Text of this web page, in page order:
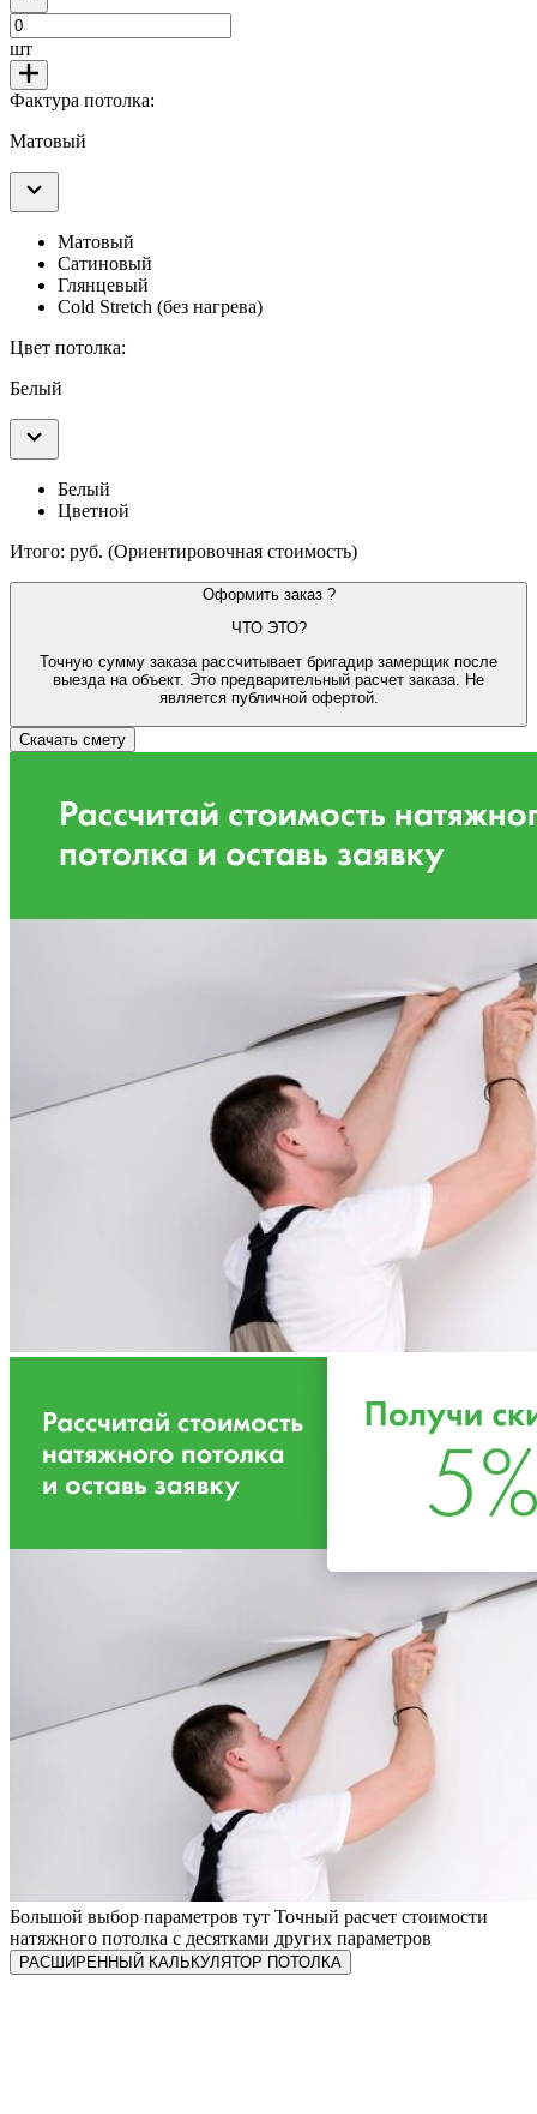
шт
Фактура потолка:
Матовый
Матовый
Сатиновый
Глянцевый
Cold Stretch (без нагрева)
Цвет потолка:
Белый
Белый
Цветной
Итого: руб. (Ориентировочная стоимость)
Оформить заказ ?
ЧТО ЭТО?
Точную сумму заказа рассчитывает бригадир замерщик после
выезда на объект. Это предварительный расчет заказа. Не
является публичной офертой.
Скачать смету
Большой выбор параметров тут Точный расчет стоимости
натяжного потолка с десятками других параметров
РАСШИРЕННЫЙ КАЛЬКУЛЯТОР ПОТОЛКА